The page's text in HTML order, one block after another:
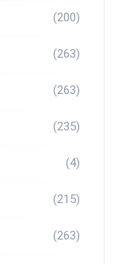
(200)
(263)
(263)
(235)
(4)
(215)
(263)